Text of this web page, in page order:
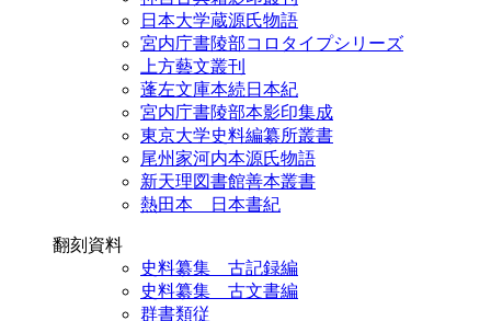
日本大学蔵源氏物語
宮内庁書陵部コロタイプシリーズ
上方藝文叢刊
蓬左文庫本続日本紀
宮内庁書陵部本影印集成
東京大学史料編纂所叢書
尾州家河内本源氏物語
新天理図書館善本叢書
熱田本 日本書紀
翻刻資料
史料纂集 古記録編
史料纂集 古文書編
群書類従